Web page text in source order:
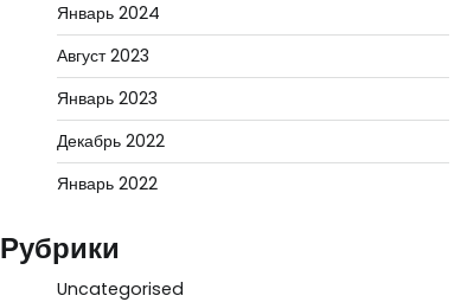
Январь 2024
Август 2023
Январь 2023
Декабрь 2022
Январь 2022
Рубрики
Uncategorised